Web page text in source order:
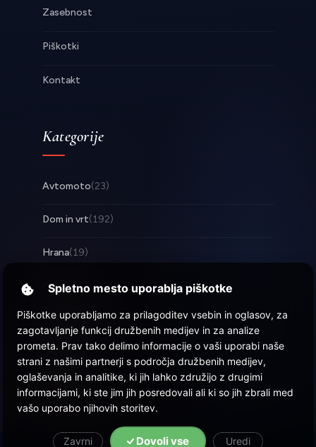
Zasebnost
Piškotki
Kontakt
Kategorije
Avtomoto(23)
Dom in vrt(192)
Hrana(19)
Posel(253)
Tehnologija(17)
Zabava(57)
Zdravje (22)
Spletno mesto uporablja piškotke
Piškotke uporabljamo za prilagoditev vsebin in oglasov, za
zagotavljanje funkcij družbenih medijev in za analize
prometa. Prav tako delimo informacije o vaši uporabi naše
strani z našimi partnerji s področja družbenih medijev,
oglaševanja in analitike, ki jih lahko združijo z drugimi
informacijami, ki ste jim jih posredovali ali ki so jih zbrali med
vašo uporabo njihovih storitev.
Zavrni Dovoli vse Uredi